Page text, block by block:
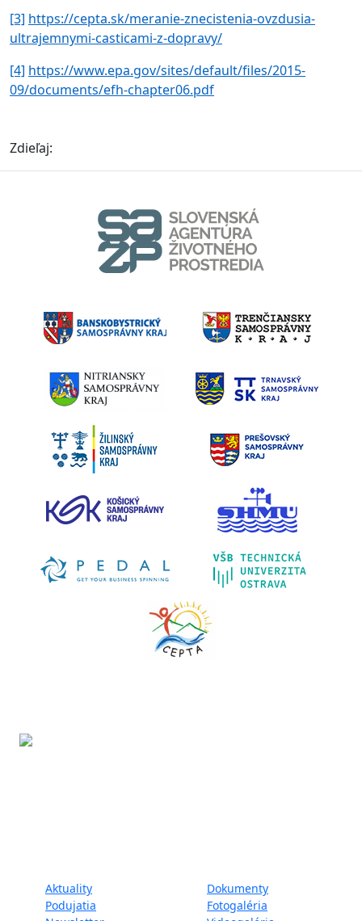
[3] https://cepta.sk/meranie-znecistenia-ovzdusia-
ultrajemnymi-casticami-z-dopravy/
[4] https://www.epa.gov/sites/default/files/2015-
09/documents/efh-chapter06.pdf
Zdieľaj:
Aktuality
Podujatia
Dokumenty
Fotogaléria